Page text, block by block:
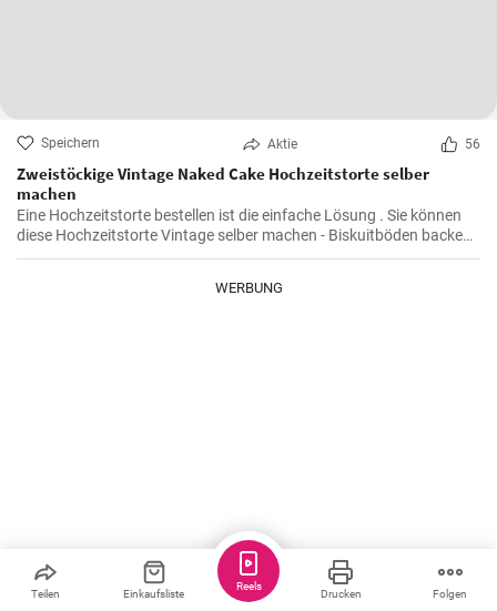
Speichern Aktie 56
Zweistöckige Vintage Naked Cake Hochzeitstorte selber
machen
Eine Hochzeitstorte bestellen ist die einfache Lösung . Sie können
diese Hochzeitstorte Vintage selber machen - Biskuitböden backen
und mit Mascarpone Quark Creme füllen . Den Abschluß des Naked
WERBUNG
Teilen Einkaufsliste Drucken Folgen
Reels